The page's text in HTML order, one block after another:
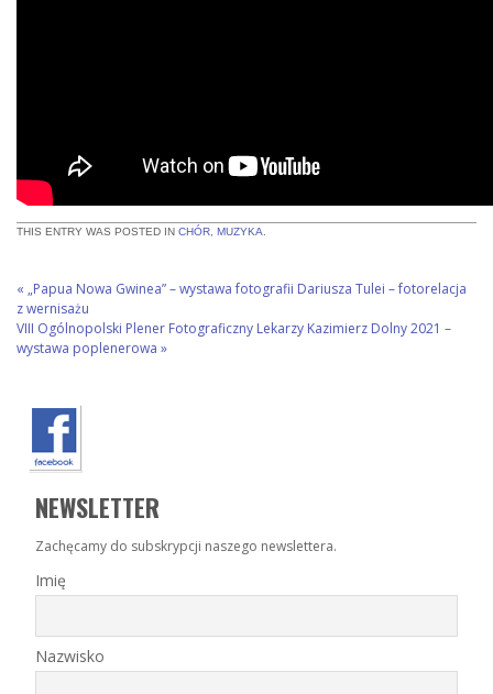
THIS ENTRY WAS POSTED IN CHÓR, MUZYKA.
« „Papua Nowa Gwinea” – wystawa fotografii Dariusza Tulei – fotorelacja
z wernisażu
VIII Ogólnopolski Plener Fotograficzny Lekarzy Kazimierz Dolny 2021 –
wystawa poplenerowa »
NEWSLETTER
Zachęcamy do subskrypcji naszego newslettera.
Imię
Nazwisko